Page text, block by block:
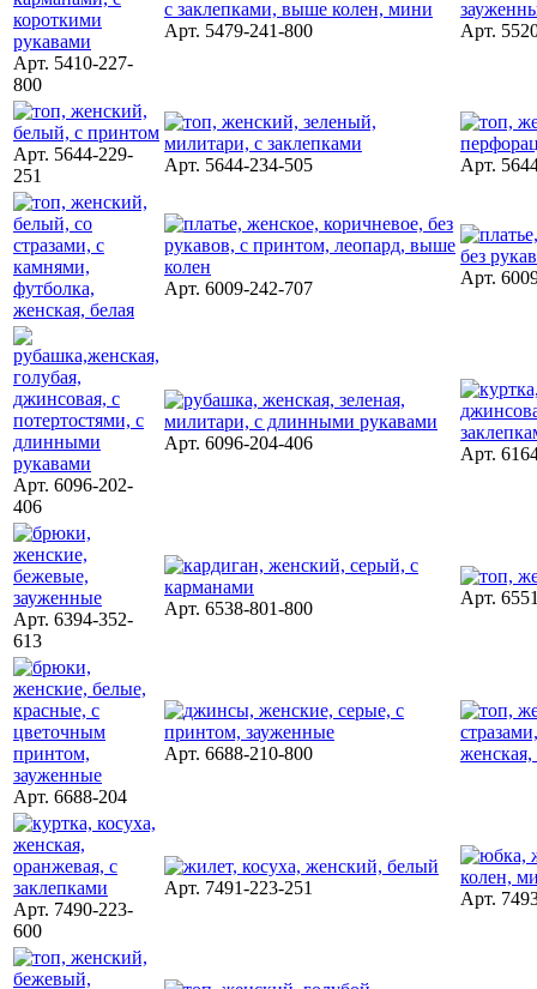
Арт. 5410-227-
800
Арт. 5479-241-800 Арт.
Арт. 5644-229-
251
Арт. 5644-234-505 Арт.
Арт. 6009-242-707
Арт.
Арт. 6096-202-
406
Арт. 6096-204-406
Арт.
Арт. 6394-352-
613
Арт. 6538-801-800
Арт.
Арт. 6688-204
Арт. 6688-210-800
Арт. 7490-223-
600
Арт. 7491-223-251
Арт.